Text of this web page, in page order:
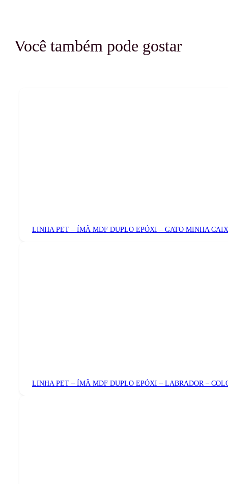
Você também pode gostar
LINHA PET – ÍMÃ MDF DUPLO EPÓXI – GATO MINHA
LINHA PET – ÍMÃ MDF DUPLO EPÓXI – LABRADOR –